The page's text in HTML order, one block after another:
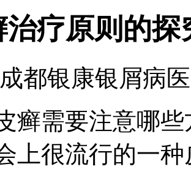
治疗原则的探
都银康银屑病
癣需要注意哪
上很流行的一